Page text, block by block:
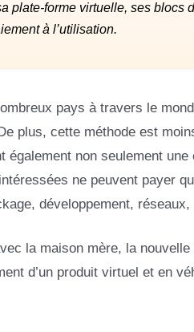
plate-forme virtuelle, ses blocs
à l’utilisation.
pays à travers le
plus, cette méthode est
non seulement
ne peuvent payer
développement,
la maison mère, la
d’un produit virtuel et en